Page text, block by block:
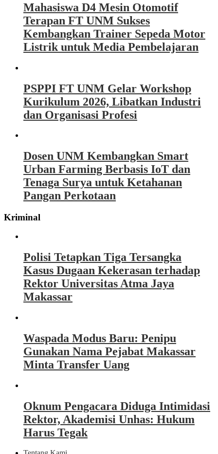
Mahasiswa D4 Mesin Otomotif
Terapan FT UNM Sukses
Kembangkan Trainer Sepeda Motor
Listrik untuk Media Pembelajaran
PSPPI FT UNM Gelar Workshop
Kurikulum 2026, Libatkan Industri
dan Organisasi Profesi
Dosen UNM Kembangkan Smart
Urban Farming Berbasis IoT dan
Tenaga Surya untuk Ketahanan
Pangan Perkotaan
Kriminal
Polisi Tetapkan Tiga Tersangka
Kasus Dugaan Kekerasan terhadap
Rektor Universitas Atma Jaya
Makassar
Waspada Modus Baru: Penipu
Gunakan Nama Pejabat Makassar
Minta Transfer Uang
Oknum Pengacara Diduga Intimidasi
Rektor, Akademisi Unhas: Hukum
Harus Tegak